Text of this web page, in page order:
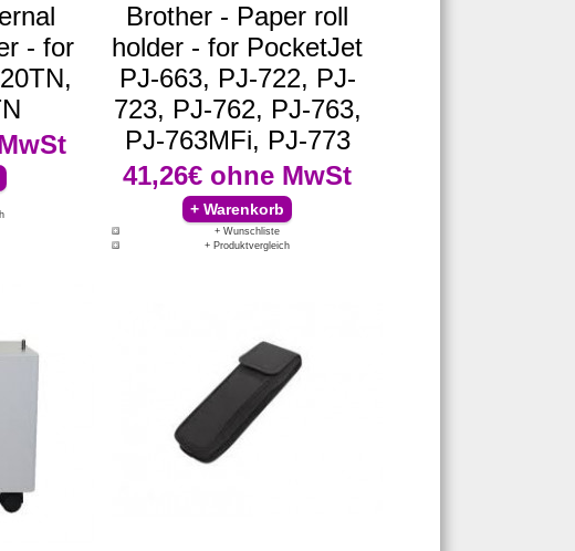
- for
Brother - Paper roll
holder - for PocketJet
PJ-663, PJ-722, PJ-
723, PJ-762, PJ-763,
PJ-763MFi, PJ-773
41,26€ ohne MwSt
+ Wunschliste
+ Produktvergleich